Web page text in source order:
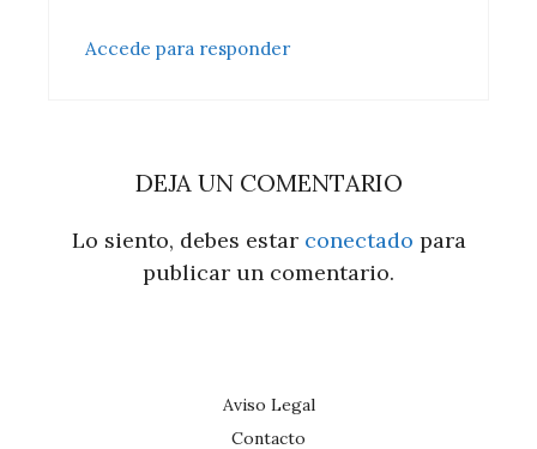
Accede para responder
DEJA UN COMENTARIO
Lo siento, debes estar conectado para
publicar un comentario.
Aviso Legal
Contacto